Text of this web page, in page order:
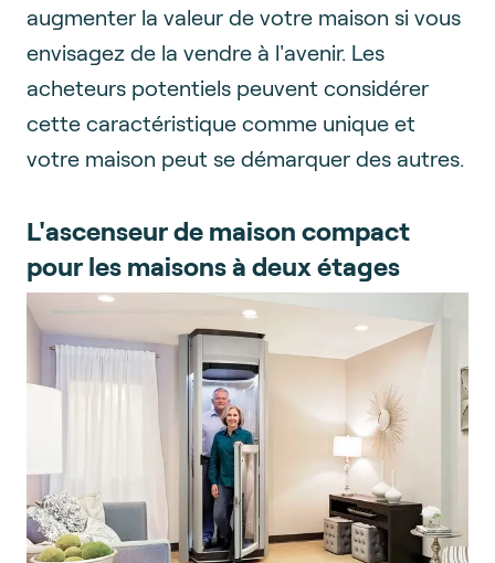
augmenter la valeur de votre maison si vous
envisagez de la vendre à l'avenir. Les
acheteurs potentiels peuvent considérer
cette caractéristique comme unique et
votre maison peut se démarquer des autres.
L'ascenseur de maison compact
pour les maisons à deux étages